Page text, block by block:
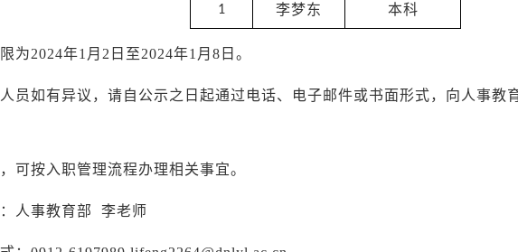
1 李梦东 本科
为2024年1 月 2 日至2024年1 月 8 日 。
员如有异议，请自公示之日起通过电话、电子邮件或书面形式，向人事教
可按入职管理流程办理相关事宜。
人事教育部 李老师